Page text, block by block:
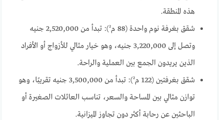
هذه المنطقة.
شقق بغرفة نوم واحدة (88 م²): تبدأ من 2,520,000 جنيه
وتصل إلى 3,220,000 جنيه، وهو خيار مثالي للأزواج أو الأفراد
الذين يريدون الجمع بين العملية والراحة.
شقق بغرفتين (122 م²): تبدأ من 3,500,000 جنيه تقريبًا، وهو
توازن مثالي بين المساحة والسعر، تناسب العائلات الصغيرة أو
الباحثين عن رحابة أكثر دون تجاوز الميزانية.